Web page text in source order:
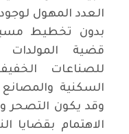
العدد المهول
بدون تخطيط
قضية المولدات
للصناعات
السكنية
وقد يكون التصحر
الاهتمام بقضايا